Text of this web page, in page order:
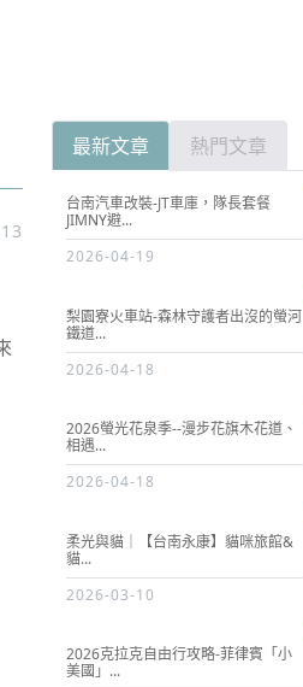
最新文章 熱門文章
台南汽車改裝-JT車庫，隊長套餐
JIMNY避...
2026-04-19
梨園寮火車站-森林守護者出沒的螢河
鐵道...
2026-04-18
2026螢光花泉季--漫步花旗木花道、
相遇...
2026-04-18
柔光與貓｜【台南永康】貓咪旅館&
貓...
2026-03-10
2026克拉克自由行攻略-菲律賓「小
美國」...